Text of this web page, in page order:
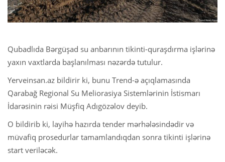
Qubadlıda Bərgüşad su anbarının tikinti-quraşdırma işlərinə
yaxın vaxtlarda başlanılması nəzərdə tutulur.
Yerveinsan.az bildirir ki, bunu Trend-ə açıqlamasında
Qarabağ Regional Su Meliorasiya Sistemlərinin İstismarı
İdarəsinin rəisi Müşfiq Adıgözəlov deyib.
O bildirib ki, layihə hazırda tender mərhələsindədir və
müvafiq prosedurlar tamamlandıqdan sonra tikinti işlərinə
start veriləcək.